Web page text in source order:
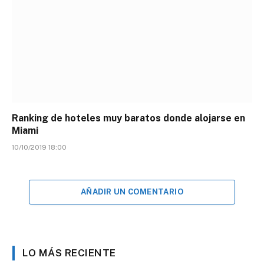
Ranking de hoteles muy baratos donde alojarse en
Miami
10/10/2019 18:00
AÑADIR UN COMENTARIO
LO MÁS RECIENTE